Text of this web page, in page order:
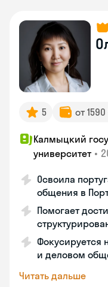
5 от
Калмыцкий
университет •
Освоила
общения в
Помогает
Фокусируется
и деловом
Читать дальше